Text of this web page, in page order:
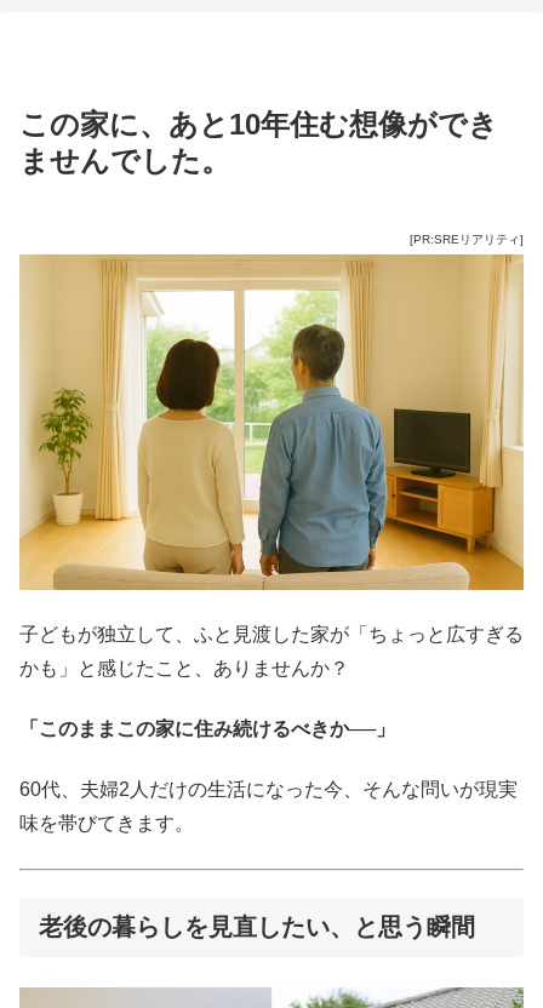
この家に、あと10年住む想像ができ
ませんでした。
[PR:SREリアリティ]
子どもが独立して、ふと見渡した家が「ちょっと広すぎる
かも」と感じたこと、ありませんか？
「このままこの家に住み続けるべきか──」
60代、夫婦2人だけの生活になった今、そんな問いが現実
味を帯びてきます。
老後の暮らしを見直したい、と思う瞬間